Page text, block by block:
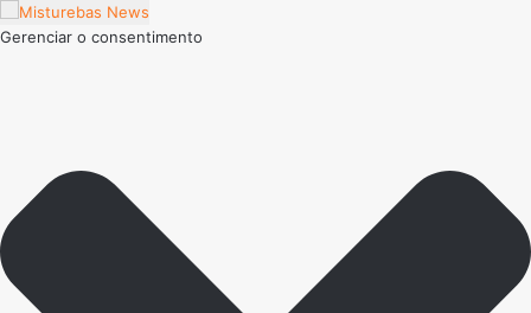
Gerenciar o consentimento